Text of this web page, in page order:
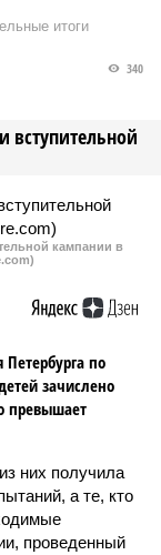
итоги
вступительной
340
кампании в
по
зачислено
превышает
них получила
а те, кто
проведенный